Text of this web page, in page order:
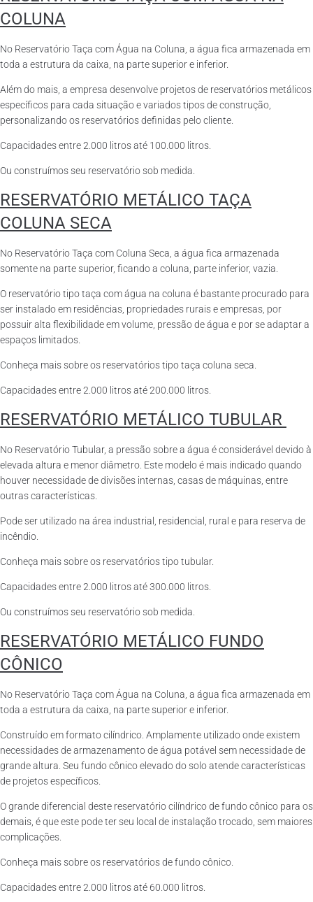
COLUNA
No Reservatório Taça com Água na Coluna, a água fica armazenada em
toda a estrutura da caixa, na parte superior e inferior.
Além do mais, a empresa desenvolve projetos de reservatórios metálicos
específicos para cada situação e variados tipos de construção,
personalizando os reservatórios definidas pelo cliente.
Capacidades entre 2.000 litros até 100.000 litros.
Ou construímos seu reservatório sob medida.
RESERVATÓRIO METÁLICO TAÇA
COLUNA SECA
No Reservatório Taça com Coluna Seca, a água fica armazenada
somente na parte superior, ficando a coluna, parte inferior, vazia.
O reservatório tipo taça com água na coluna é bastante procurado para
ser instalado em residências, propriedades rurais e empresas, por
possuir alta flexibilidade em volume, pressão de água e por se adaptar a
espaços limitados.
Conheça mais sobre os reservatórios tipo taça coluna seca.
Capacidades entre 2.000 litros até 200.000 litros.
RESERVATÓRIO METÁLICO TUBULAR
No Reservatório Tubular, a pressão sobre a água é considerável devido à
elevada altura e menor diâmetro. Este modelo é mais indicado quando
houver necessidade de divisões internas, casas de máquinas, entre
outras características.
Pode ser utilizado na área industrial, residencial, rural e para reserva de
incêndio.
Conheça mais sobre os reservatórios tipo tubular.
Capacidades entre 2.000 litros até 300.000 litros.
Ou construímos seu reservatório sob medida.
RESERVATÓRIO METÁLICO FUNDO
CÔNICO
No Reservatório Taça com Água na Coluna, a água fica armazenada em
toda a estrutura da caixa, na parte superior e inferior.
Construído em formato cilíndrico. Amplamente utilizado onde existem
necessidades de armazenamento de água potável sem necessidade de
grande altura. Seu fundo cônico elevado do solo atende características
de projetos específicos.
O grande diferencial deste reservatório cilíndrico de fundo cônico para os
demais, é que este pode ter seu local de instalação trocado, sem maiores
complicações.
Conheça mais sobre os reservatórios de fundo cônico.
Capacidades entre 2.000 litros até 60.000 litros.